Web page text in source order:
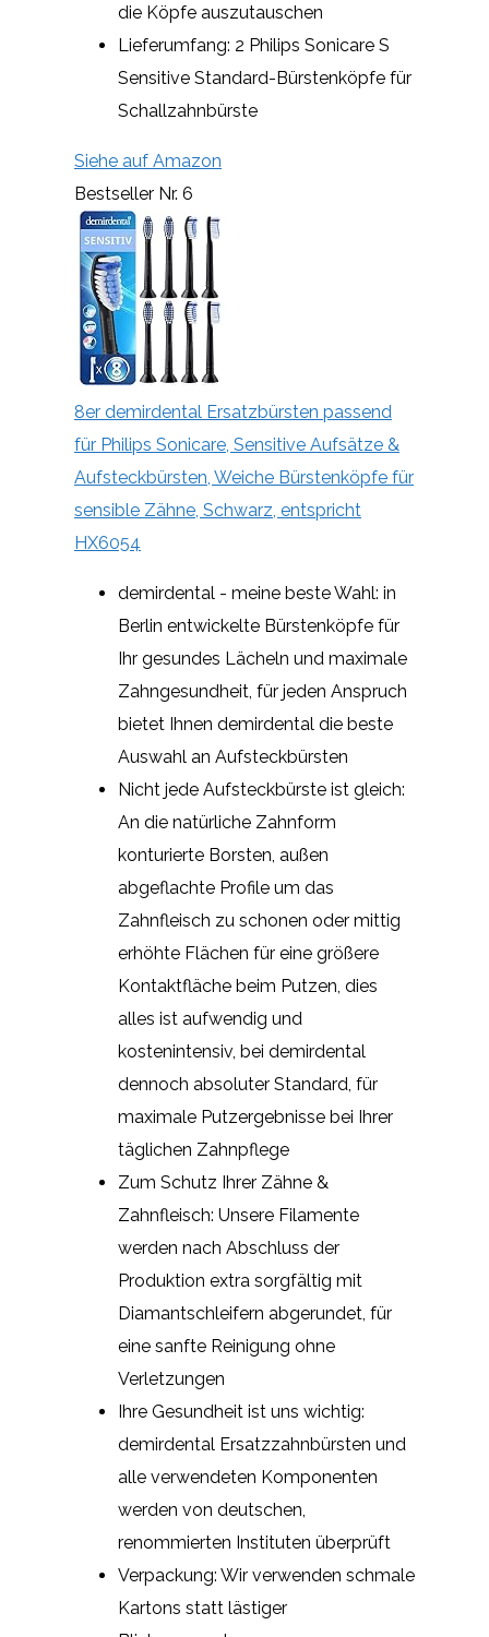
die Köpfe auszutauschen
Lieferumfang: 2 Philips Sonicare S
Sensitive Standard-Bürstenköpfe für
Schallzahnbürste
Siehe auf Amazon
Bestseller Nr. 6
8er demirdental Ersatzbürsten passend
für Philips Sonicare, Sensitive Aufsätze &
Aufsteckbürsten, Weiche Bürstenköpfe für
sensible Zähne, Schwarz, entspricht
HX6054
demirdental - meine beste Wahl: in
Berlin entwickelte Bürstenköpfe für
Ihr gesundes Lächeln und maximale
Zahngesundheit, für jeden Anspruch
bietet Ihnen demirdental die beste
Auswahl an Aufsteckbürsten
Nicht jede Aufsteckbürste ist gleich:
An die natürliche Zahnform
konturierte Borsten, außen
abgeflachte Profile um das
Zahnfleisch zu schonen oder mittig
erhöhte Flächen für eine größere
Kontaktfläche beim Putzen, dies
alles ist aufwendig und
kostenintensiv, bei demirdental
dennoch absoluter Standard, für
maximale Putzergebnisse bei Ihrer
täglichen Zahnpflege
Zum Schutz Ihrer Zähne &
Zahnfleisch: Unsere Filamente
werden nach Abschluss der
Produktion extra sorgfältig mit
Diamantschleifern abgerundet, für
eine sanfte Reinigung ohne
Verletzungen
Ihre Gesundheit ist uns wichtig:
demirdental Ersatzzahnbürsten und
alle verwendeten Komponenten
werden von deutschen,
renommierten Instituten überprüft
Verpackung: Wir verwenden schmale
Kartons statt lästiger